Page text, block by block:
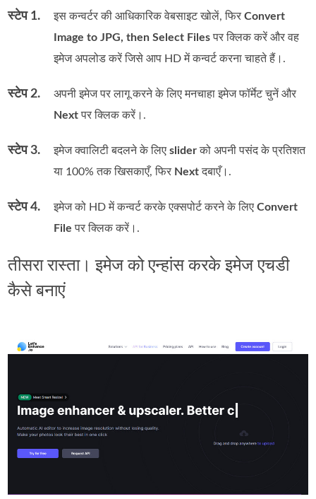
स्टेप 1. इस कन्वर्टर की आधिकारिक वेबसाइट खोलें, फिरConvert
Image to JPG, then Select Filesपर क्लिक करें और वह
इमेज अपलोड करें जिसे आप HD में कन्वर्ट करना चाहते हैं।.
स्टेप 2.
अपनी इमेज पर लागू करने के लिए मनचाहा इमेज फॉर्मेट चुनें और
Nextपर क्लिक करें।.
स्टेप 3. इमेज क्वालिटी बदलने के लिएsliderको अपनी पसंद के प्रतिशत
या 100% तक खिसकाएँ, फिर Nextदबाएँ।.
स्टेप 4. इमेज को HD में कन्वर्ट करके एक्सपोर्ट करने के लिएConvert
File पर क्लिक करें।.
तीसरा रास्ता। इमेज को एन्हांस करके इमेज एचडी
कैसे बनाएं